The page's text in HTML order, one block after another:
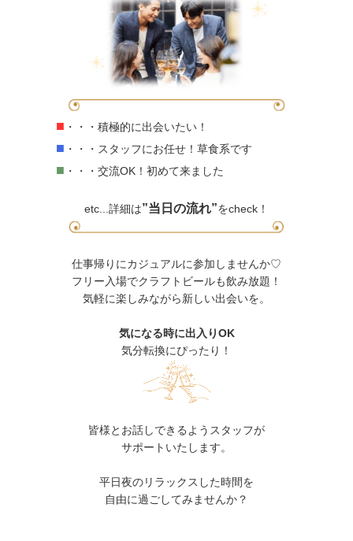
■ ・・・積極的に出会いたい！
■ ・・・スタッフにお任せ！草食系です
■ ・・・交流OK！初めて来ました
etc...詳細は”当日の流れ”をcheck！
仕事帰りにカジュアルに参加しませんか♡
フリー入場でクラフトビールも飲み放題！
気軽に楽しみながら新しい出会いを。
気になる時に出入りOK
気分転換にぴったり！
皆様とお話しできるようスタッフが
サポートいたします。
平日夜のリラックスした時間を
自由に過ごしてみませんか？